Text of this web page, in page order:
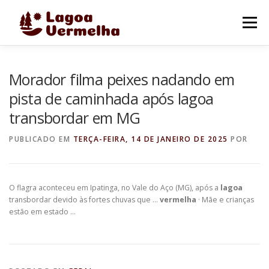
Menu
FALE CONOSCO
Morador filma peixes nadando em
pista de caminhada após lagoa
transbordar em MG
PUBLICADO EM TERÇA-FEIRA, 14 DE JANEIRO DE 2025 POR
O flagra aconteceu em Ipatinga, no Vale do Aço (MG), após a lagoa
transbordar devido às fortes chuvas que … vermelha · Mãe e crianças
estão em estado …